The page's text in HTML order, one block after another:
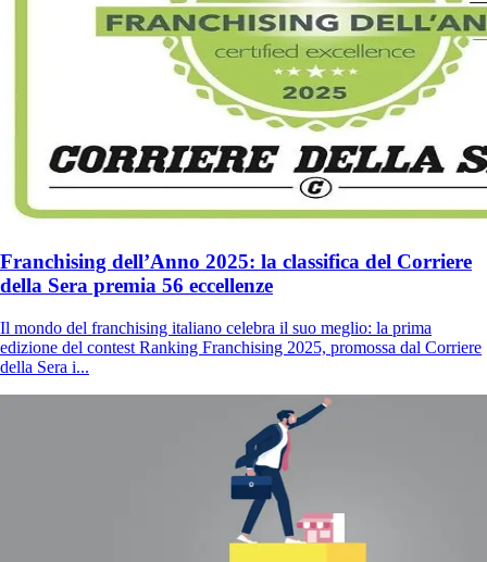
Franchising dell’Anno 2025: la classifica del Corriere
della Sera premia 56 eccellenze
Il mondo del franchising italiano celebra il suo meglio: la prima
edizione del contest Ranking Franchising 2025, promossa dal Corriere
della Sera i...